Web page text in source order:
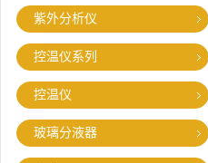
紫外分析仪
控温仪系列
控温仪
玻璃分液器